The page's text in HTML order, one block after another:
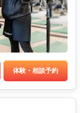
体験・相談予約